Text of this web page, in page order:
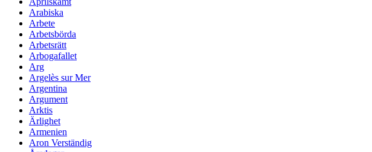
Arabiska
Arbete
Arbetsbörda
Arbetsrätt
Arbogafallet
Arg
Argelès sur Mer
Argentina
Argument
Arktis
Ärlighet
Armenien
Aron Verständig